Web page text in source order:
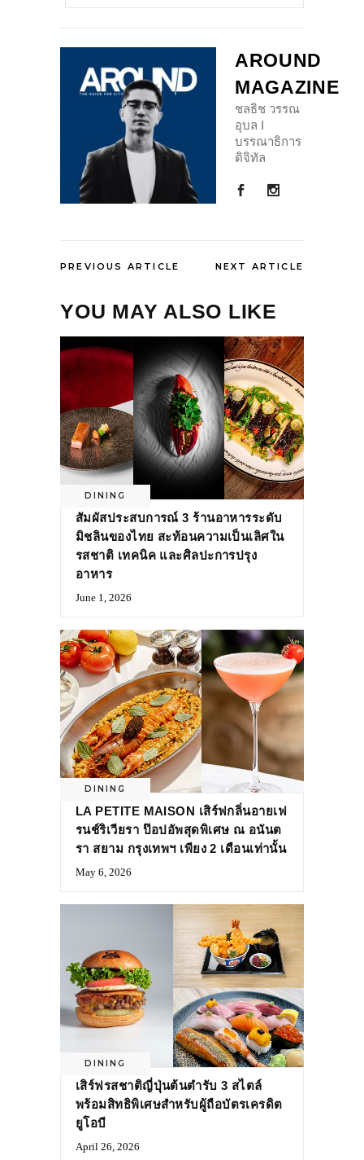
AROUND
MAGAZINE
ชลธิช วรรณ
อุบล I
บรรณาธิการ
ดิจิทัล
PREVIOUS ARTICLE NEXT ARTICLE
YOU MAY ALSO LIKE
DINING
สัมผัสประสบการณ์ 3 ร้านอาหารระดับ
มิชลินของไทย สะท้อนความเป็นเลิศใน
รสชาติ เทคนิค และศิลปะการปรุง
อาหาร
June 1, 2026
DINING
LA PETITE MAISON เสิร์ฟกลิ่นอายเฟ
รนช์ริเวียรา ป๊อปอัพสุดพิเศษ ณ อนันต
รา สยาม กรุงเทพฯ เพียง 2 เดือนเท่านั้น
May 6, 2026
DINING
เสิร์ฟรสชาติญี่ปุ่นต้นตำรับ 3 สไตล์
พร้อมสิทธิพิเศษสำหรับผู้ถือบัตรเครดิต
ยูโอบี
April 26, 2026